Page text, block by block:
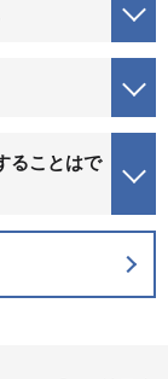
ることはで